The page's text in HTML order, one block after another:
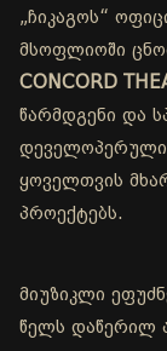
„ჩიკაგოს“
მსოფლიოში
CONCORD
წარმდგენი და
დეველოპერული
ყოველთვის
პროექტებს.
მიუზიკლი
წელს დაწერილ